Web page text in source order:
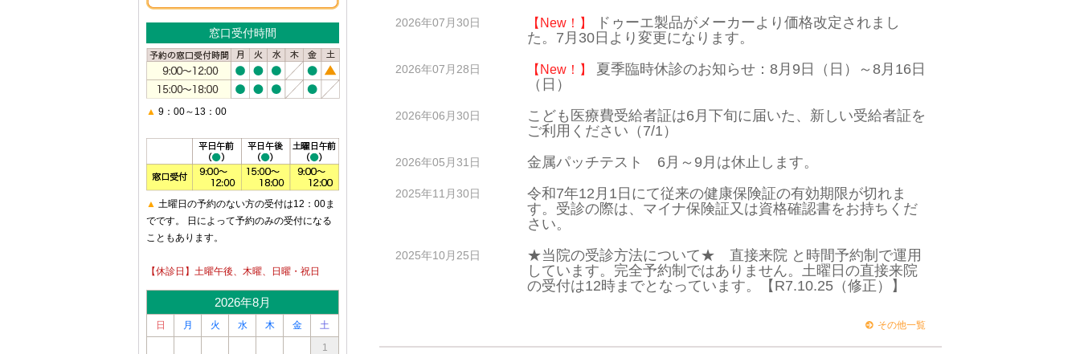
2026年07月30日 【New！】
ドゥーエ製品がメーカーより価格改定されまし
た。7月30日より変更になります。
2026年07月28日 【New！】
夏季臨時休診のお知らせ：8月9日（日）～8月16日
（日）
2026年06月30日
こども医療費受給者証は6月下旬に届いた、新しい受給者証を
ご利用ください（7/1）
2026年05月31日 金属パッチテスト 6月～9月は休止します。
2025年11月30日
令和7年12月1日にて従来の健康保険証の有効期限が切れま
す。受診の際は、マイナ保険証又は資格確認書をお持ちくだ
さい。
2025年10月25日
★当院の受診方法について★ 直接来院 と時間予約制で運用
しています。完全予約制ではありません。土曜日の直接来院
の受付は12時までとなっています。【R7.10.25（修正）】
その他一覧
窓口受付時間
▲ 9：00～13：00
▲ 土曜日の予約のない方の受付は12：00ま
でです。 日によって予約のみの受付になる
こともあります。
【休診日】土曜午後、木曜、日曜・祝日
2026年8月
日 月 火 水 木 金
土
1